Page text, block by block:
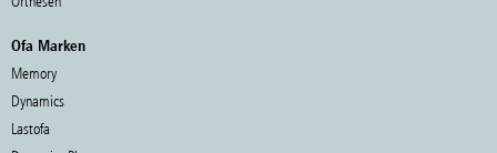
Ofa Marken
Memory
Dynamics
Lastofa